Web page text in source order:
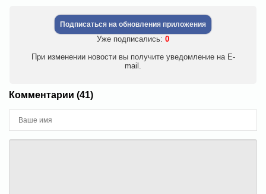
Подписаться на обновления приложения
Уже подписались: 0
При изменении новости вы получите уведомление на E-
mail.
Комментарии (41)